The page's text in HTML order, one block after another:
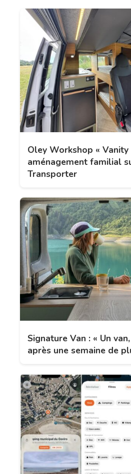
Oley Workshop « Vanity
aménagement familial
Transporter
Signature Van : « Un
après une semaine de